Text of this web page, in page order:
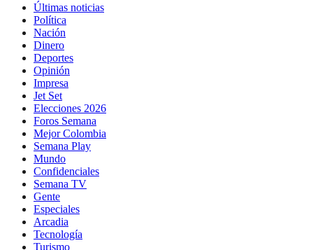
Últimas noticias
Política
Nación
Dinero
Deportes
Opinión
Impresa
Jet Set
Elecciones 2026
Foros Semana
Mejor Colombia
Semana Play
Mundo
Confidenciales
Semana TV
Gente
Especiales
Arcadia
Tecnología
Turismo